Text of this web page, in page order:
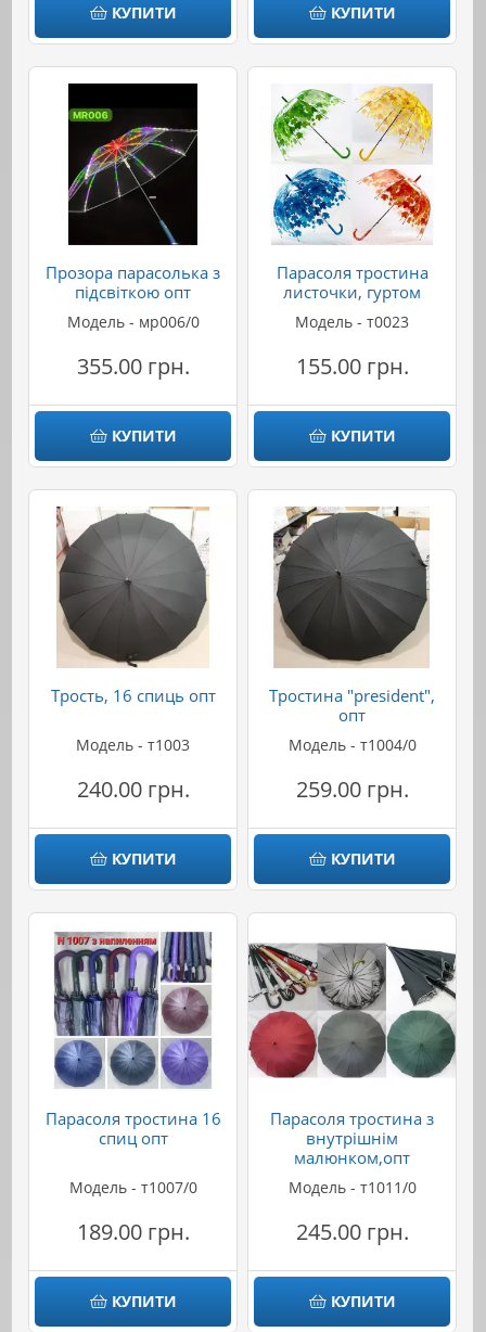
КУПИТИ КУПИТИ
Прозора парасолька з
підсвіткою опт
Модель - мр006/0
355.00 грн.
КУПИТИ
Парасоля тростина
листочки, гуртом
Модель - т0023
155.00 грн.
КУПИТИ
Трость, 16 спиць опт
Модель - т1003
240.00 грн.
КУПИТИ
Тростина "president",
опт
Модель - т1004/0
259.00 грн.
КУПИТИ
Парасоля тростина 16
спиц опт
Модель - т1007/0
189.00 грн.
КУПИТИ
Парасоля тростина з
внутрішнім
малюнком,опт
Модель - т1011/0
245.00 грн.
КУПИТИ